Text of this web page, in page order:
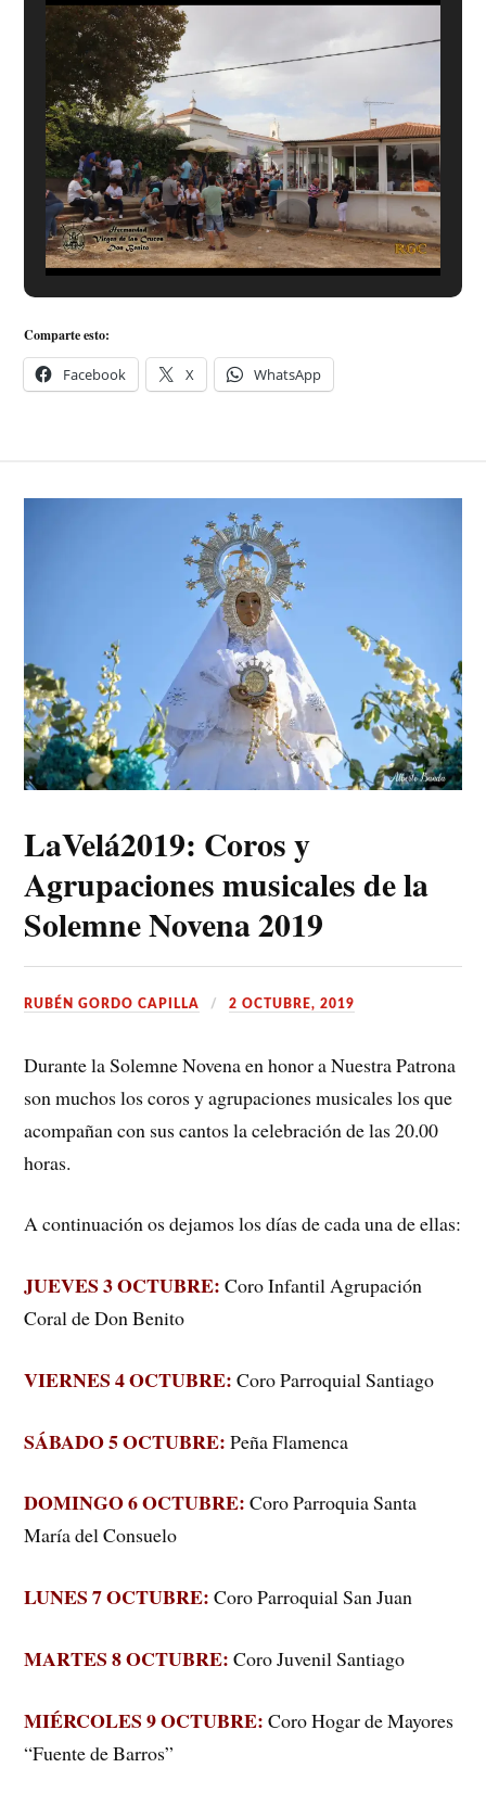
Comparte esto:
Facebook X WhatsApp
LaVelá2019: Coros y
Agrupaciones musicales de la
Solemne Novena 2019
RUBÉN GORDO CAPILLA 2 OCTUBRE, 2019
Durante la Solemne Novena en honor a Nuestra Patrona
son muchos los coros y agrupaciones musicales los que
acompañan con sus cantos la celebración de las 20.00
horas.
A continuación os dejamos los días de cada una de ellas:
JUEVES 3 OCTUBRE: Coro Infantil Agrupación
Coral de Don Benito
VIERNES 4 OCTUBRE: Coro Parroquial Santiago
SÁBADO 5 OCTUBRE: Peña Flamenca
DOMINGO 6 OCTUBRE: Coro Parroquia Santa
María del Consuelo
LUNES 7 OCTUBRE: Coro Parroquial San Juan
MARTES 8 OCTUBRE: Coro Juvenil Santiago
MIÉRCOLES 9 OCTUBRE: Coro Hogar de Mayores
“Fuente de Barros”